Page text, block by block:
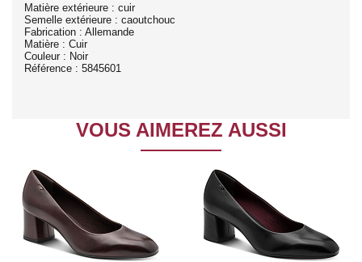
Matière extérieure : cuir
Semelle extérieure : caoutchouc
Fabrication : Allemande
Matière : Cuir
Couleur : Noir
Référence : 5845601
VOUS AIMEREZ AUSSI